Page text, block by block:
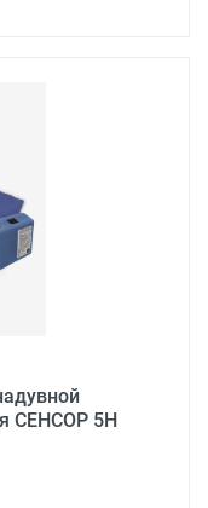
СЕНСОР 5H